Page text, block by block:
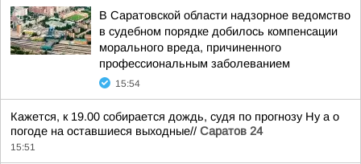
В Саратовской области надзорное ведомство
в судебном порядке добилось компенсации
морального вреда, причиненного
профессиональным заболеванием
15:54
Кажется, к 19.00 собирается дождь, судя по прогнозу Ну а о
погоде на оставшиеся выходные// Саратов 24
15:51